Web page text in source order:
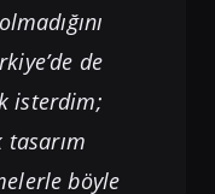
de
isterdim;
böyle